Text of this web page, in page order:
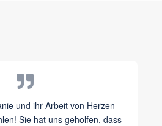
und ihr Arbeit von Herzen
Sie hat uns geholfen, dass